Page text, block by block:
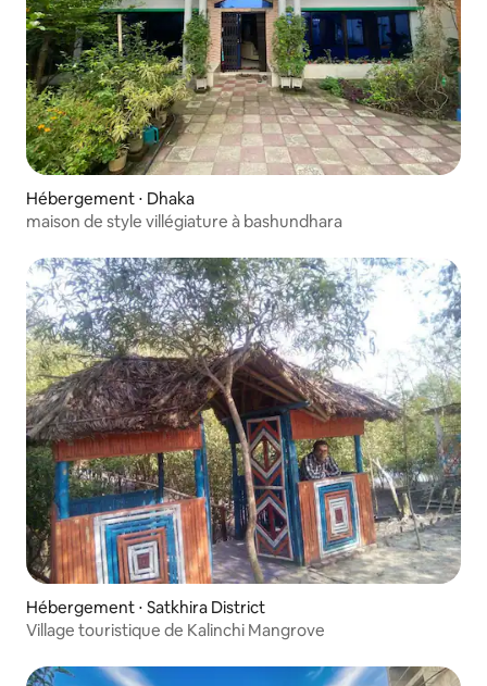
Hébergement ⋅ Dhaka
maison de style villégiature à bashundhara
Hébergement ⋅ Satkhira District
Village touristique de Kalinchi Mangrove